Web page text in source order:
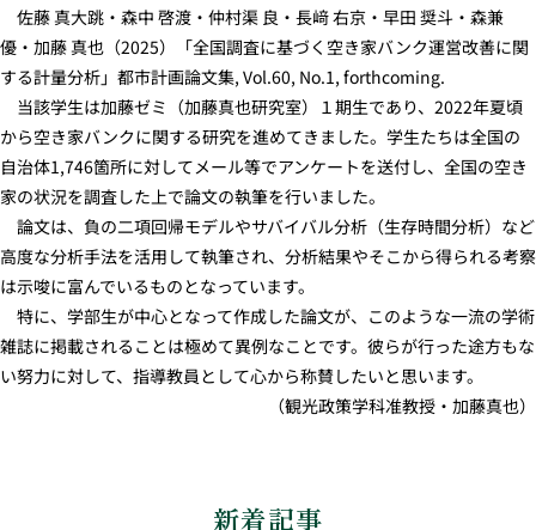
佐藤 真大跳・森中 啓渡・仲村渠 良・長﨑 右京・早田 奨斗・森兼
優・加藤 真也（2025）「全国調査に基づく空き家バンク運営改善に関
する計量分析」都市計画論文集, Vol.60, No.1, forthcoming.
当該学生は加藤ゼミ（加藤真也研究室）１期生であり、2022年夏頃
から空き家バンクに関する研究を進めてきました。学生たちは全国の
自治体1,746箇所に対してメール等でアンケートを送付し、全国の空き
家の状況を調査した上で論文の執筆を行いました。
論文は、負の二項回帰モデルやサバイバル分析（生存時間分析）など
高度な分析手法を活用して執筆され、分析結果やそこから得られる考察
は示唆に富んでいるものとなっています。
特に、学部生が中心となって作成した論文が、このような一流の学術
雑誌に掲載されることは極めて異例なことです。彼らが行った途方もな
い努力に対して、指導教員として心から称賛したいと思います。
（観光政策学科准教授・加藤真也）
新着記事